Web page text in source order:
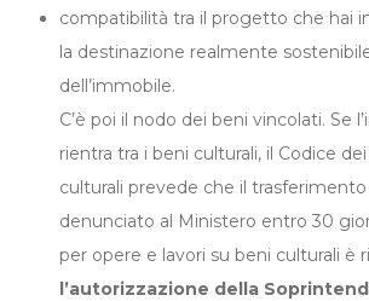
compatibilità tra il progetto che hai
la destinazione realmente
dell’immobile.
C’è poi il nodo dei beni vincolati. Se
rientra tra i beni culturali, il Codice
culturali prevede che il trasferimento
denunciato al Ministero entro 30
per opere e lavori su beni culturali è
l’autorizzazione della